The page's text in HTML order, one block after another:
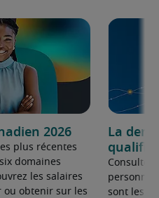
2026
plus récentes
domaines
les salaires
ou obtenir sur les
La
qualifié
Consultez
personnel
sont les